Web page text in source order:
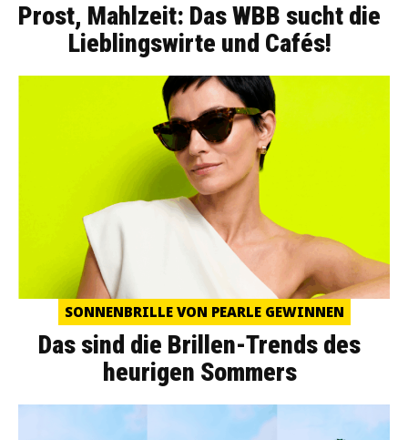
Prost, Mahlzeit: Das WBB sucht die
Lieblingswirte und Cafés!
SONNENBRILLE VON PEARLE GEWINNEN
Das sind die Brillen-Trends des
heurigen Sommers